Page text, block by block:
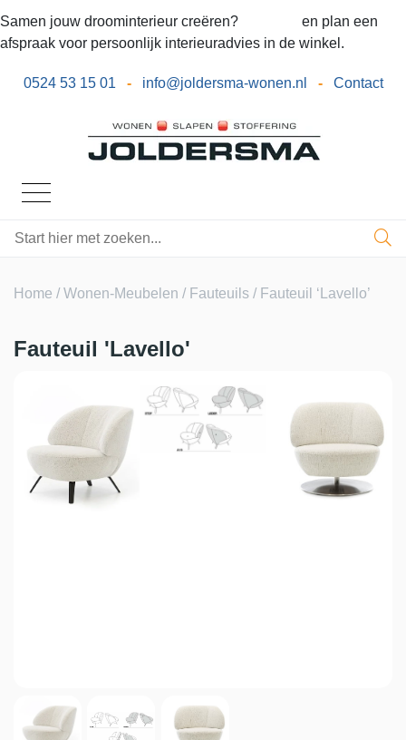
Samen jouw droominterieur creëren?
en plan een
afspraak voor persoonlijk interieuradvies in de winkel.
0524 53 15 01 - info@joldersma-wonen.nl - Contact
Home /Wonen-Meubelen / Fauteuils / Fauteuil ‘Lavello’
Fauteuil 'Lavello'